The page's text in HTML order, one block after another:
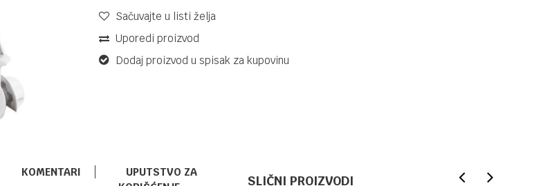
Sačuvajte u listi želja
Uporedi proizvod
Dodaj proizvod u spisak za kupovinu
KOMENTARI
UPUTSTVO ZA
SLIČNI PROIZVODI